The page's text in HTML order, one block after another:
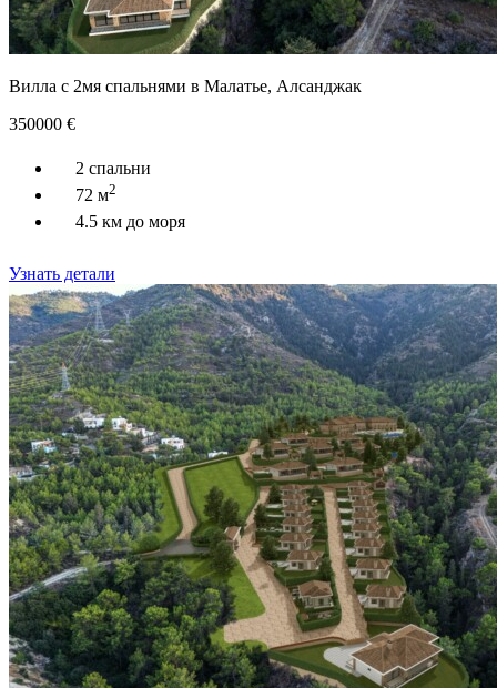
Вилла с 2мя спальнями в Малатье, Алсанджак
350000 €
2 спальни
72 м2
4.5 км до моря
Узнать детали